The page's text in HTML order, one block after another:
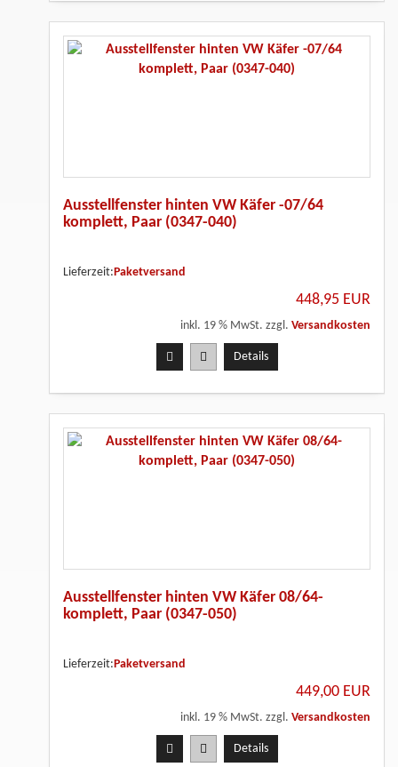
Ausstellfenster hinten VW Käfer -07/64
komplett, Paar (0347-040)
Lieferzeit: Paketversand
448,95 EUR
inkl. 19 % MwSt. zzgl. Versandkosten
Details
Ausstellfenster hinten VW Käfer 08/64-
komplett, Paar (0347-050)
Lieferzeit: Paketversand
449,00 EUR
inkl. 19 % MwSt. zzgl. Versandkosten
Details